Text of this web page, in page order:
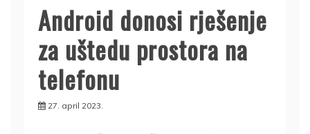
Android donosi rješenje
za uštedu prostora na
telefonu
27. april 2023.